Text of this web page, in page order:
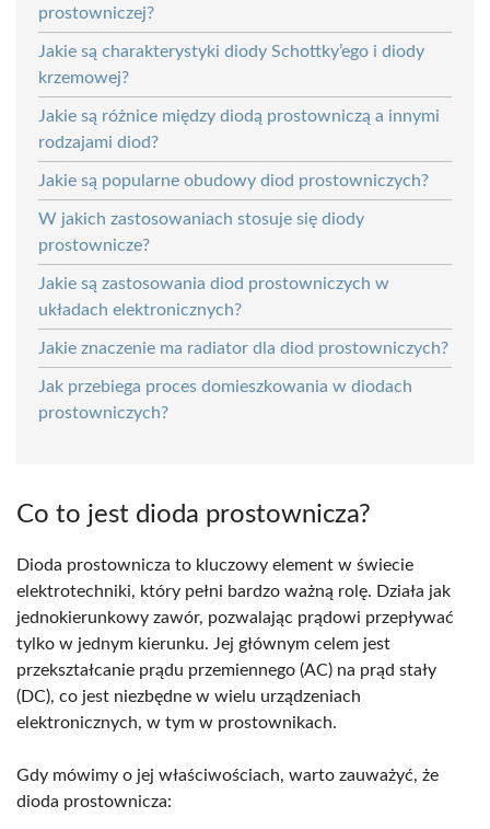
prostowniczej?
Jakie są charakterystyki diody Schottky’ego i diody
krzemowej?
Jakie są różnice między diodą prostowniczą a innymi
rodzajami diod?
Jakie są popularne obudowy diod prostowniczych?
W jakich zastosowaniach stosuje się diody
prostownicze?
Jakie są zastosowania diod prostowniczych w
układach elektronicznych?
Jakie znaczenie ma radiator dla diod prostowniczych?
Jak przebiega proces domieszkowania w diodach
prostowniczych?
Co to jest dioda prostownicza?
Dioda prostownicza to kluczowy element w świecie
elektrotechniki, który pełni bardzo ważną rolę. Działa jak
jednokierunkowy zawór, pozwalając prądowi przepływać
tylko w jednym kierunku. Jej głównym celem jest
przekształcanie prądu przemiennego (AC) na prąd stały
(DC), co jest niezbędne w wielu urządzeniach
elektronicznych, w tym w prostownikach.
Gdy mówimy o jej właściwościach, warto zauważyć, że
dioda prostownicza: